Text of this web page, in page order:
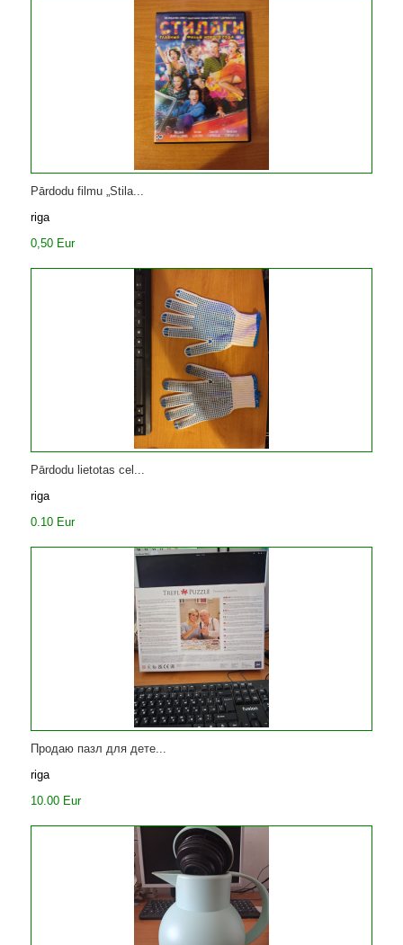
Pārdodu filmu „Stila...
riga
0,50 Eur
Pārdodu lietotas cel...
riga
0.10 Eur
Продаю пазл для дете...
riga
10.00 Eur